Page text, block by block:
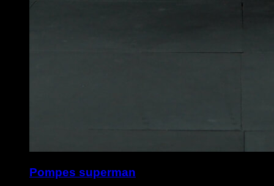
Pompes superman